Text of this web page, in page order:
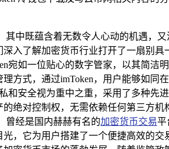
中既蕴含着无数令人心动的机遇，
入了解加密货币行业打开了一扇别
如一位贴心的数字管家，以其简洁
方式，通过imToken，用户能够如同
安全视为重中之重，采用了多种先
绝对控制权，无需依赖任何第三方
曾经是国内赫赫有名的加密货币交易平
，它为用户搭建了一个便捷高效的